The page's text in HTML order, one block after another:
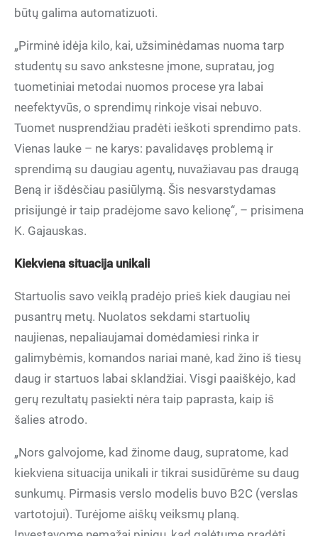
būtų galima automatizuoti.
„Pirminė idėja kilo, kai, užsiminėdamas nuoma tarp
studentų su savo ankstesne įmone, supratau, jog
tuometiniai metodai nuomos procese yra labai
neefektyvūs, o sprendimų rinkoje visai nebuvo.
Tuomet nusprendžiau pradėti ieškoti sprendimo pats.
Vienas lauke – ne karys: pavalidavęs problemą ir
sprendimą su daugiau agentų, nuvažiavau pas draugą
Beną ir išdėsčiau pasiūlymą. Šis nesvarstydamas
prisijungė ir taip pradėjome savo kelionę“, – prisimena
K. Gajauskas.
Kiekviena situacija unikali
Startuolis savo veiklą pradėjo prieš kiek daugiau nei
pusantrų metų. Nuolatos sekdami startuolių
naujienas, nepaliaujamai domėdamiesi rinka ir
galimybėmis, komandos nariai manė, kad žino iš tiesų
daug ir startuos labai sklandžiai. Visgi paaiškėjo, kad
gerų rezultatų pasiekti nėra taip paprasta, kaip iš
šalies atrodo.
„Nors galvojome, kad žinome daug, supratome, kad
kiekviena situacija unikali ir tikrai susidūrėme su daug
sunkumų. Pirmasis verslo modelis buvo B2C (verslas
vartotojui). Turėjome aiškų veiksmų planą.